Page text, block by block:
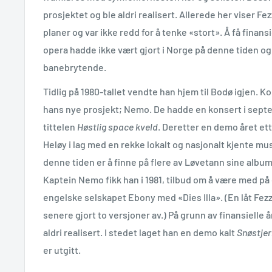
prosjektet og ble aldri realisert. Allerede her viser
planer og var ikke redd for å tenke «stort». Å få
opera hadde ikke vært gjort i Norge på denne tiden
banebrytende.
Tidlig på 1980-tallet vendte han hjem til Bodø igjen.
hans nye prosjekt; Nemo. De hadde en konsert i
tittelen Høstlig space kveld. Deretter en demo året
Heløy i lag med en rekke lokalt og nasjonalt kjente
denne tiden er å finne på flere av Løvetann sine
Kaptein Nemo fikk han i 1981, tilbud om å være med
engelske selskapet Ebony med «Dies Illa». (En låt
senere gjort to versjoner av.) På grunn av finansielle
aldri realisert. I stedet laget han en demo kalt
er utgitt.